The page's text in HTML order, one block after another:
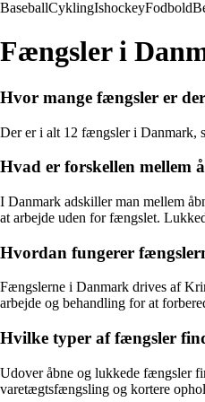
BaseballCyklingIshockeyFodbold
Fængsler i
Hvor mange fængsler er
Der er i alt 12 fængsler i Danmark,
Hvad er forskellen mellem
I Danmark adskiller man mellem
at arbejde uden for fængslet.
Hvordan fungerer
Fængslerne i Danmark drives af
arbejde og behandling for at
Hvilke typer af fængsler
Udover åbne og lukkede fængsler
varetægtsfængsling og kortere